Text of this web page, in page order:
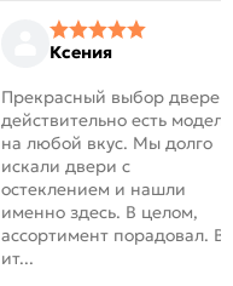
Ксения
Прекрасный выбор
действительно есть модели
на любой вкус. Мы долго
искали двери с
остеклением и нашли
именно здесь. В целом,
ассортимент порадовал. В
ит...